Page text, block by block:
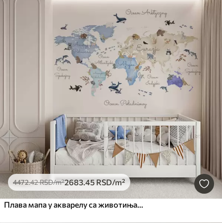
4472.42RSD/m²2683.45 RSD/m²
Плава мапа у акварелу са животињама. Ознаке на пољском.